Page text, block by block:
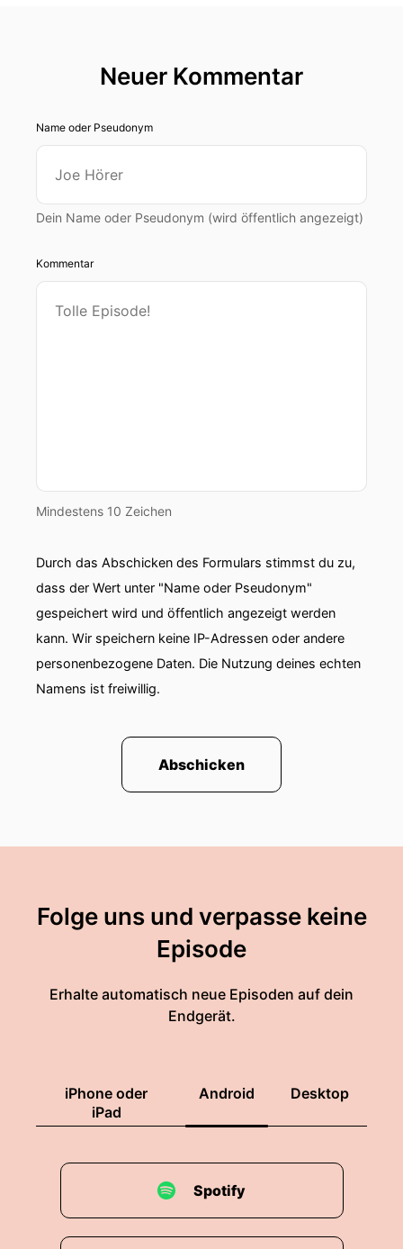
Neuer Kommentar
Name oder Pseudonym
Dein Name oder Pseudonym (wird öffentlich angezeigt)
Kommentar
Mindestens 10 Zeichen
Durch das Abschicken des Formulars stimmst du zu,
dass der Wert unter "Name oder Pseudonym"
gespeichert wird und öffentlich angezeigt werden
kann. Wir speichern keine IP-Adressen oder andere
personenbezogene Daten. Die Nutzung deines echten
Namens ist freiwillig.
Abschicken
Folge uns und verpasse keine
Episode
Erhalte automatisch neue Episoden auf dein
Endgerät.
iPhone oder
iPad
Android Desktop
Spotify